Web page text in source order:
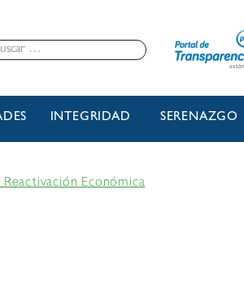
INTEGRIDAD SERENAZGO
Reactivación Económica